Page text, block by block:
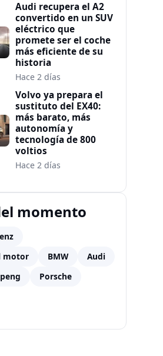
Audi recupera el A2
convertido en un SUV
eléctrico que
promete ser el coche
más eficiente de su
historia
Hace 2 días
Volvo ya prepara el
sustituto del EX40:
más barato, más
autonomía y
tecnología de 800
voltios
Hace 2 días
momento
motor
BMW
Audi
Porsche